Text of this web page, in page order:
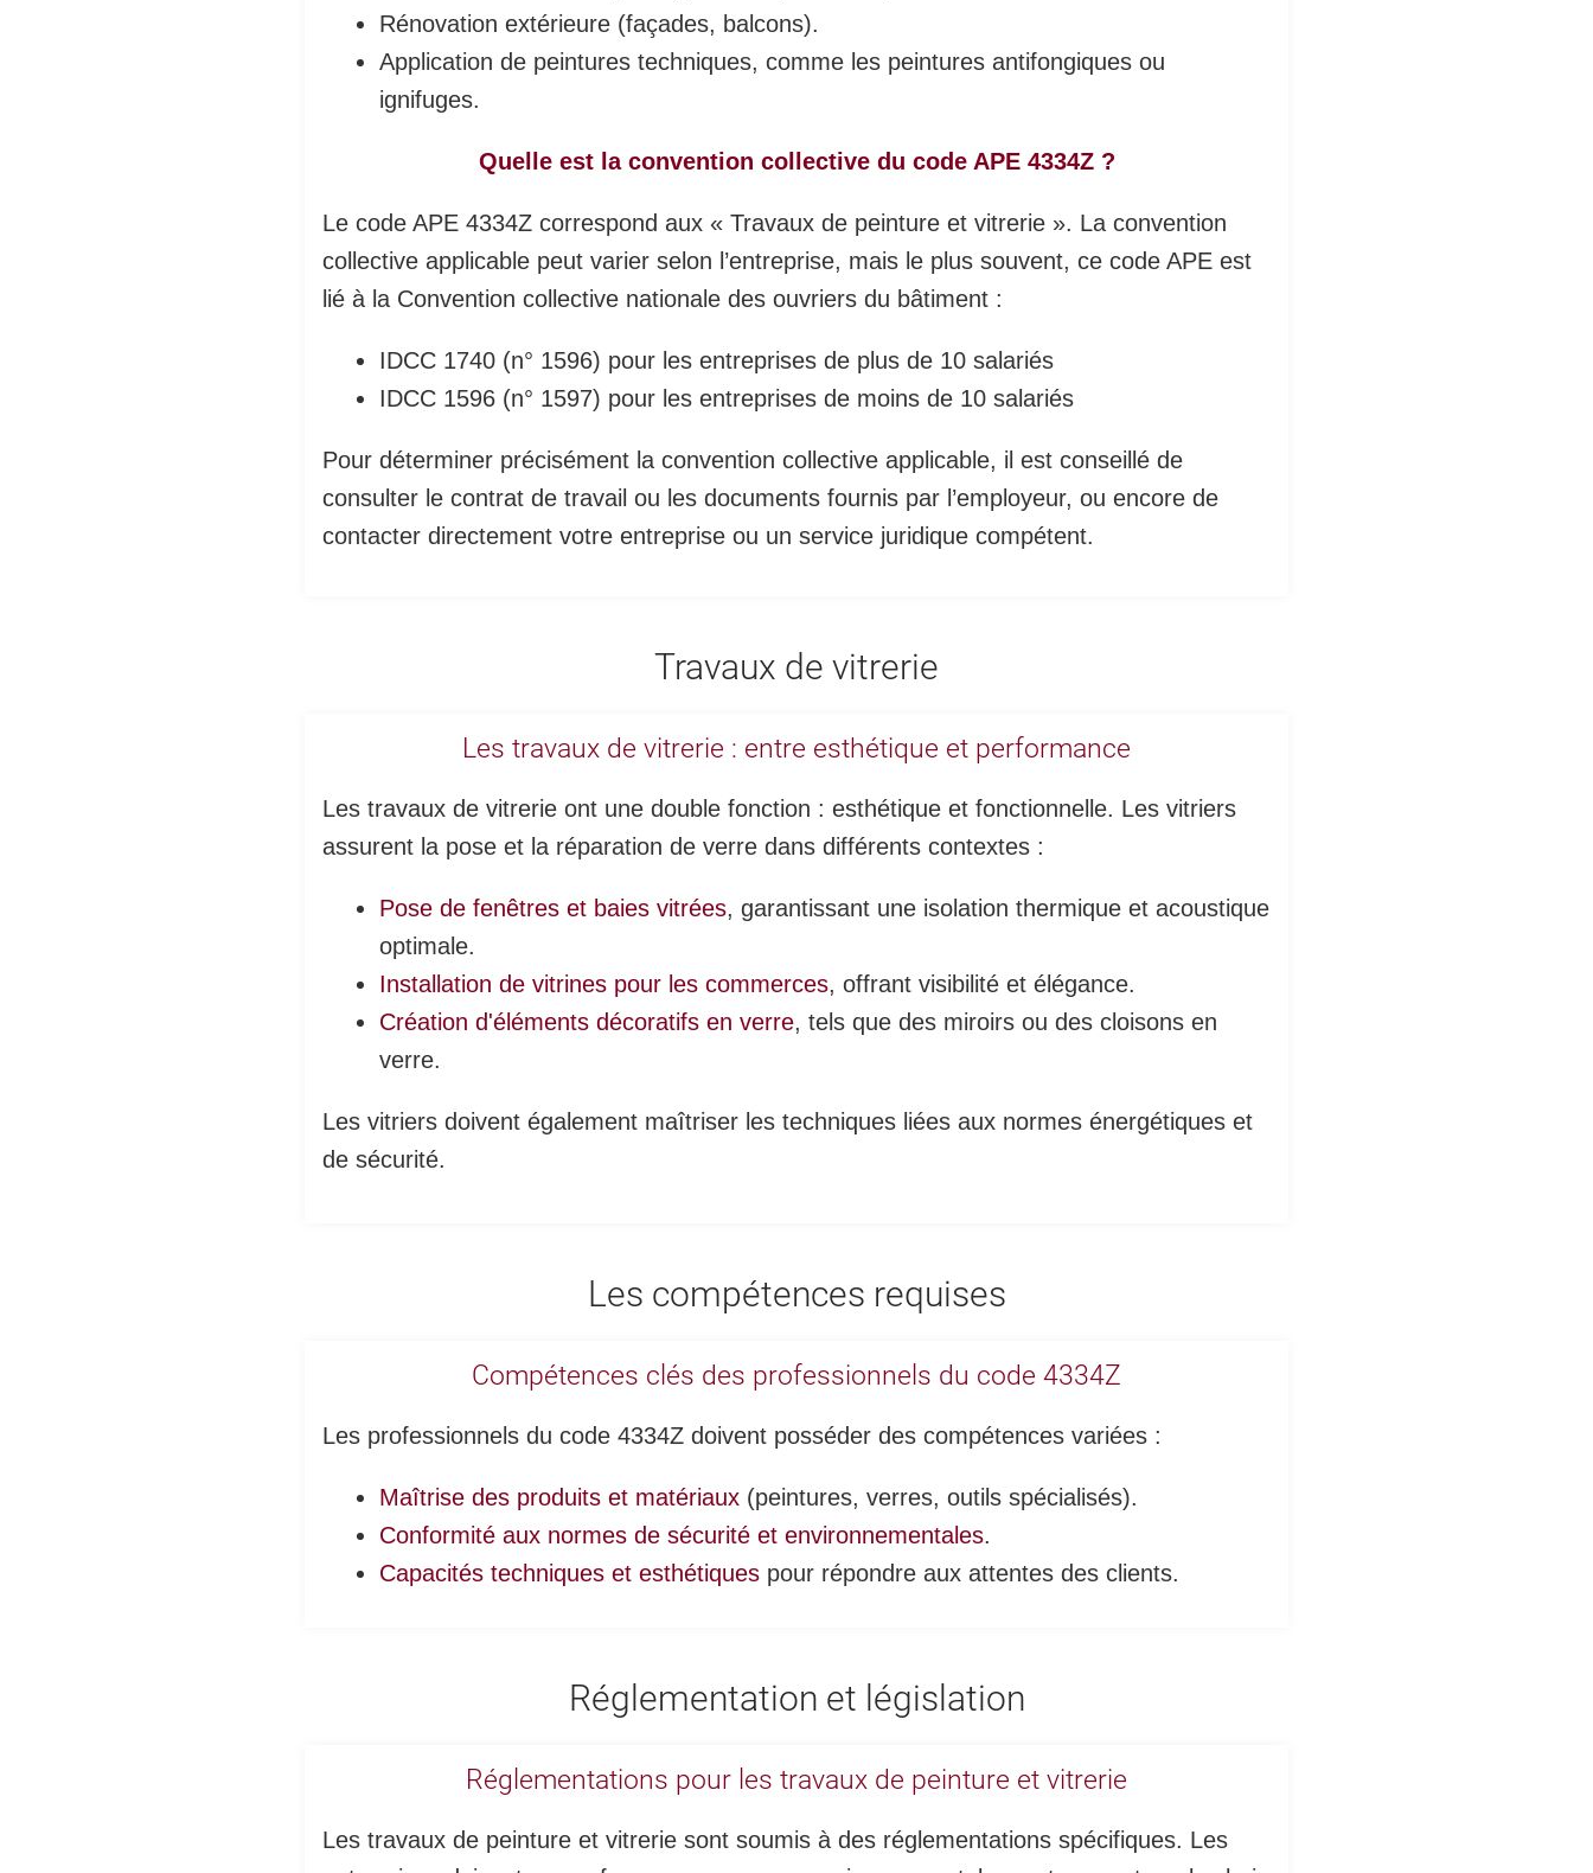
Rénovation extérieure (façades, balcons).
Application de peintures techniques, comme les peintures antifongiques ou
ignifuges.
Quelle est la convention collective du code APE 4334Z ?
Le code APE 4334Z correspond aux « Travaux de peinture et vitrerie ». La convention
collective applicable peut varier selon l’entreprise, mais le plus souvent, ce code APE est
lié à la Convention collective nationale des ouvriers du bâtiment :
IDCC 1740 (n° 1596) pour les entreprises de plus de 10 salariés
IDCC 1596 (n° 1597) pour les entreprises de moins de 10 salariés
Pour déterminer précisément la convention collective applicable, il est conseillé de
consulter le contrat de travail ou les documents fournis par l’employeur, ou encore de
contacter directement votre entreprise ou un service juridique compétent.
Travaux de vitrerie
Les travaux de vitrerie : entre esthétique et performance
Les travaux de vitrerie ont une double fonction : esthétique et fonctionnelle. Les vitriers
assurent la pose et la réparation de verre dans différents contextes :
Pose de fenêtres et baies vitrées, garantissant une isolation thermique et acoustique
optimale.
Installation de vitrines pour les commerces, offrant visibilité et élégance.
Création d'éléments décoratifs en verre, tels que des miroirs ou des cloisons en
verre.
Les vitriers doivent également maîtriser les techniques liées aux normes énergétiques et
de sécurité.
Les compétences requises
Compétences clés des professionnels du code 4334Z
Les professionnels du code 4334Z doivent posséder des compétences variées :
Maîtrise des produits et matériaux (peintures, verres, outils spécialisés).
Conformité aux normes de sécurité et environnementales.
Capacités techniques et esthétiques pour répondre aux attentes des clients.
Réglementation et législation
Réglementations pour les travaux de peinture et vitrerie
Les travaux de peinture et vitrerie sont soumis à des réglementations spécifiques. Les